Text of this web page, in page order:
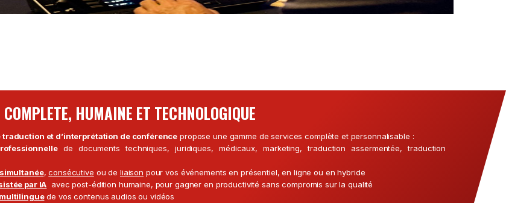
COMPLETE, HUMAINE ET TECHNOLOGIQUE
traduction et d’interprétation de conférence propose une gamme de services complète et personnalisable :
de documents techniques, juridiques, médicaux, marketing, traduction assermentée, traduction
,consécutive ou de liaison pour vos événements en présentiel, en ligne ou en hybride
par IA avec post-édition humaine, pour gagner en productivité sans compromis sur la qualité
de vos contenus audios ou vidéos